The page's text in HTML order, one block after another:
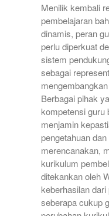
Menilik kembali
pembelajaran
dinamis, peran
perlu diperkuat
sistem
sebagai
Berbagai pihak
kompetensi guru
menjamin
pengetahuan
merencanakan,
kurikulum
ditekankan oleh
keberhasilan
seberapa cukup